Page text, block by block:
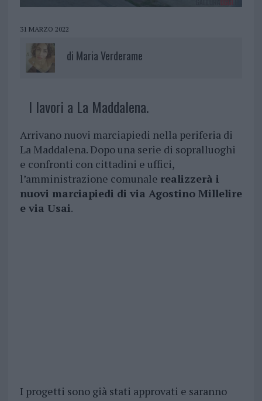
31 MARZO 2022
di Maria Verderame
I lavori a La Maddalena.
Arrivano nuovi marciapiedi nella periferia di
La Maddalena. Dopo una serie di sopralluoghi
e confronti con cittadini e uffici,
l’amministrazione comunale realizzerà i
nuovi marciapiedi di via Agostino Millelire
e via Usai.
I progetti sono già stati approvati e saranno